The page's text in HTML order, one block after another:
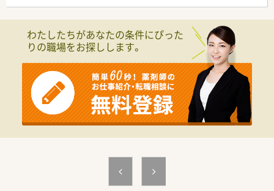
■地域医療のさらなる充実を目指し、今回は増員での募集を行っ
ています。
■内科・呼吸器科・肛門科の経験を活かしたい方や、在宅医療に挑
■患者様との丁寧なコミュニケーションを重視し、地域に貢献し
たい方を求めています。
【こんな取り組みをしています】
■現在、約9割の店舗で在宅訪問業務を実施し、地域医療の拠点
として貢献しています。
■無菌調剤に対応できる店舗を12店舗配置し、高度な在宅医療
■e-ラーニング受講補助制度や奨学金返済支援制度など、学びを
サポートする制度が充実しています。
わたしたちがあなたの条件にぴった
りの職場をお探しします。